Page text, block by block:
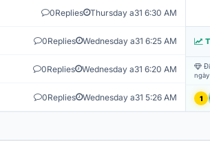
0Replies Thursday a31 6:30 AM
0Replies Wednesday a31 6:25 AM
0Replies Wednesday a31 6:20 AM
0Replies Wednesday a31 5:26 AM 1